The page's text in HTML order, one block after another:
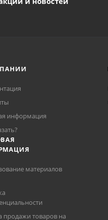
информация
материалов
продажи товаров на